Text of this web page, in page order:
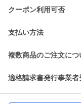
クーポン利用可否
支払い方法
複数商品のご注文につ
適格請求書発行事業者